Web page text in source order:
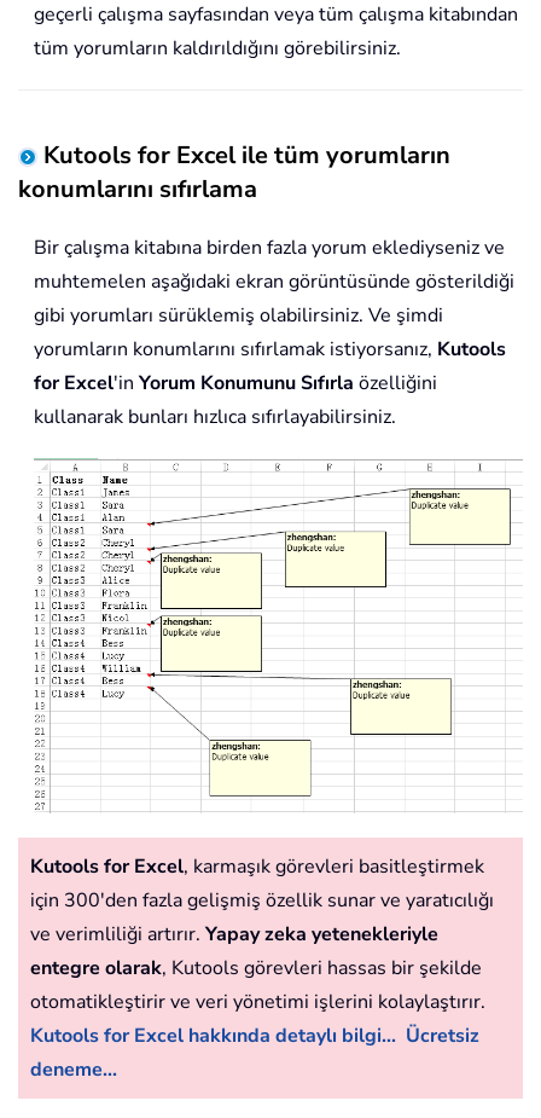
geçerli çalışma sayfasından veya tüm çalışma kitabından
tüm yorumların kaldırıldığını görebilirsiniz.
Kutools for Excel ile tüm yorumların
konumlarını sıfırlama
Bir çalışma kitabına birden fazla yorum eklediyseniz ve
muhtemelen aşağıdaki ekran görüntüsünde gösterildiği
gibi yorumları sürüklemiş olabilirsiniz. Ve şimdi
yorumların konumlarını sıfırlamak istiyorsanız, Kutools
for Excel'in Yorum Konumunu Sıfırla özelliğini
kullanarak bunları hızlıca sıfırlayabilirsiniz.
Kutools for Excel, karmaşık görevleri basitleştirmek
için 300'den fazla gelişmiş özellik sunar ve yaratıcılığı
ve verimliliği artırır. Yapay zeka yetenekleriyle
entegre olarak, Kutools görevleri hassas bir şekilde
otomatikleştirir ve veri yönetimi işlerini kolaylaştırır.
Kutools for Excel hakkında detaylı bilgi... Ücretsiz
deneme...